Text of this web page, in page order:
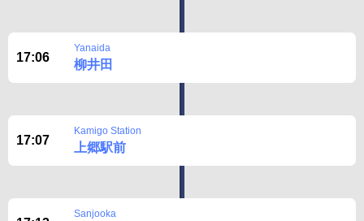
17:06
Yanaida
柳井田
17:07
Kamigo Station
上郷駅前
Sanjooka